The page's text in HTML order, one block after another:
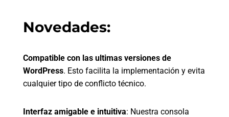
Novedades:
Compatible con las ultimas versiones de
WordPress. Esto facilita la implementación y evita
cualquier tipo de conflicto técnico.
Interfaz amigable e intuitiva: Nuestra consola